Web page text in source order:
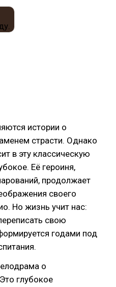
истории о
страсти. Однако
в эту классическую
Её героиня,
продолжает
своего
Но жизнь учит нас:
свою
годами под
о
глубокое